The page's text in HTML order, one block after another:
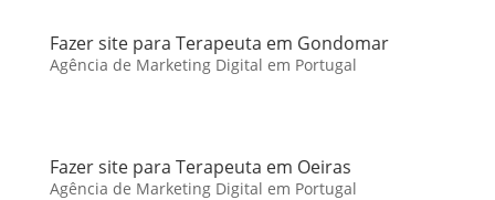
Fazer site para Terapeuta em Gondomar
Agência de Marketing Digital em Portugal
Fazer site para Terapeuta em Oeiras
Agência de Marketing Digital em Portugal